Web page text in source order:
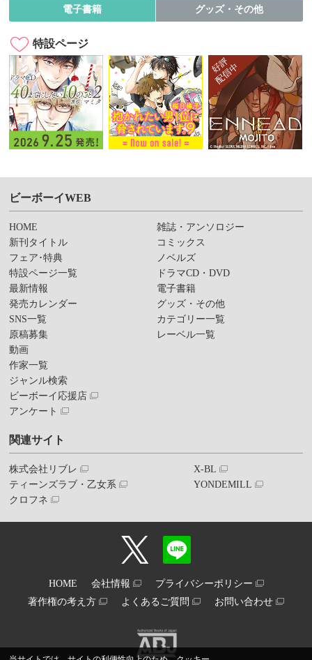
電子書籍 グッズ・その他
特設ページ
ビーボーイWEB
HOME
新刊タイトル
フェア･特典
特設ページ一覧
最新情報
発売カレンダー
SNS一覧
原稿募集
動画
作家一覧
ジャンル検索
ビーボーイ応援店
アンケート
雑誌・アンソロジー
コミックス
ノベルズ
ドラマCD・DVD
電子書籍
グッズ・その他
カテゴリー一覧
レーベル一覧
関連サイト
株式会社リブレ
ティーンズラブ・乙女系
クロフネ
X-BL
YONDEMILL
HOME 会社情報
プライバシーポリシー
著作権の考え方
よくあるご質問 お問い合わせ